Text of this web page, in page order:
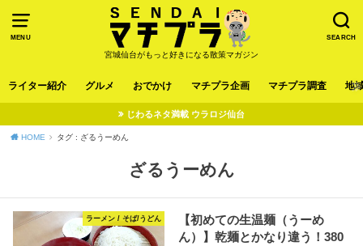
MENU SEARCH
宮城仙台がもっと好きになる散策マガジン
ライター紹介 グルメ おでかけ マチプラ企画 マチプラ調査 地
じわるネタ満載 ウラロジ仙台
HOME タグ : ざるうーめん
ざるうーめん
ラーメン / そば/うどん
【初めての生温麺（うーめ
ん）】乾麺とかなり違う！380